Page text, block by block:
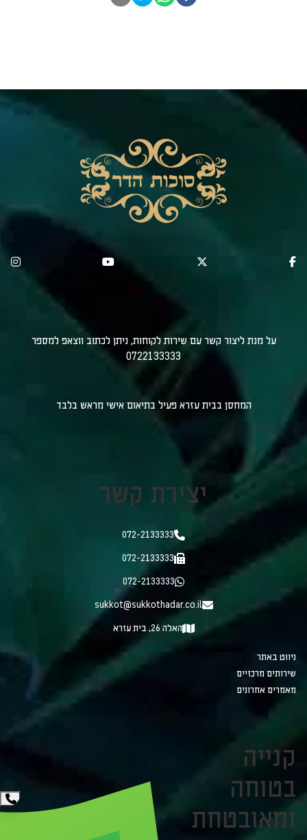
על מנת ליצור קשר עם שירות לקוחות, ניתן לכתוב ווצאפ למספר
0722133333
המחסן בבית עזרא פעיל בתיאום אישי מראש בלבד
יצירת קשר
072-2133333
072-2133333
072-2133333
sukkot@sukkothadar.co.il
האלה 26, בית עזרא
ניווט באתר
שירותים מרכזיים
מאמרים אחרונים
קנייה
בטוחה
ומאובטחת